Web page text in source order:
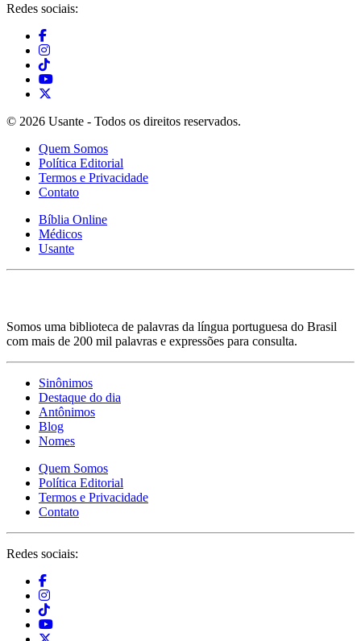
Redes sociais:
© 2026 Usante - Todos os direitos reservados.
Quem Somos
Política Editorial
Termos e Privacidade
Contato
Bíblia Online
Médicos
Usante
Somos uma biblioteca de palavras da língua portuguesa do Brasil
com mais de 200 mil palavras e expressões para consulta.
Sinônimos
Destaque do dia
Antônimos
Blog
Nomes
Quem Somos
Política Editorial
Termos e Privacidade
Contato
Redes sociais: